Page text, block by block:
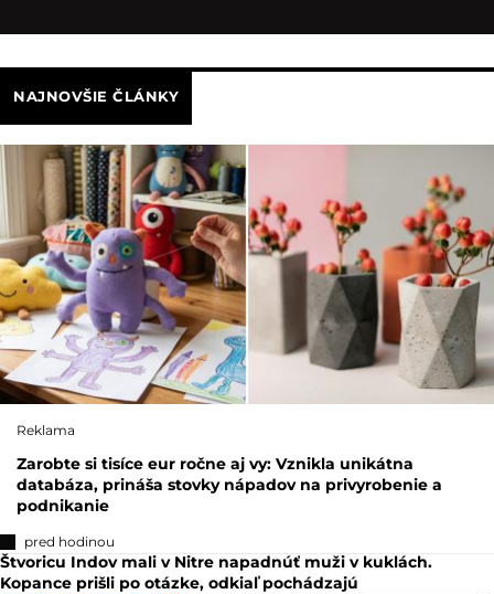
NAJNOVŠIE ČLÁNKY
Reklama
Zarobte si tisíce eur ročne aj vy: Vznikla unikátna
databáza, prináša stovky nápadov na privyrobenie a
podnikanie
pred hodinou
Štvoricu Indov mali v Nitre napadnúť muži v kuklách.
Kopance prišli po otázke, odkiaľ pochádzajú